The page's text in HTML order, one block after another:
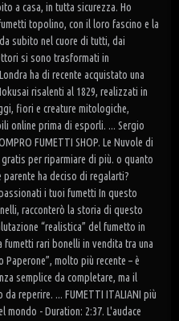
a casa, in tutta sicurezza. Ho
topolino, con il loro fascino e la
subito nel cuore di tutti, dai
si sono trasformati in
ha di recente acquistato una
risalenti al 1829, realizzati in
fiori e creature mitologiche,
online prima di esporli. ... Sergio
FUMETTI SHOP. Le Nuvole di
per riparmiare di più. o quanto
ha deciso di regalarti?
i tuoi fumetti In questo
racconterò la storia di questo
“realistica” del fumetto in
rari bonelli in vendita tra una
Paperone”, molto più recente – è
semplice da completare, ma il
da reperire. ... FUMETTI ITALIANI più
mondo - Duration: 2:37. L'audace